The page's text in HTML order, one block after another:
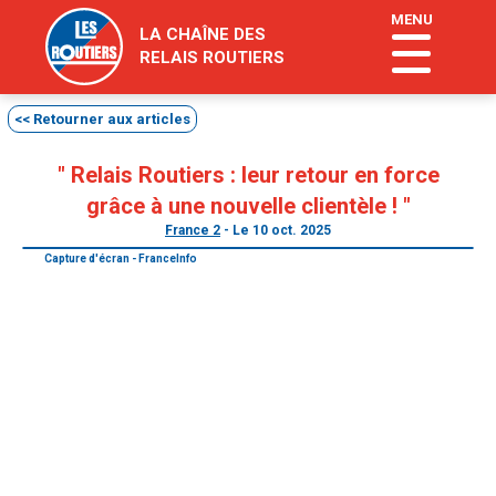
LA CHAÎNE DES
RELAIS ROUTIERS
MENU
<< Retourner aux articles
" Relais Routiers : leur retour en force
grâce à une nouvelle clientèle ! "
France 2 - Le 10 oct. 2025
Capture d'écran - FranceInfo